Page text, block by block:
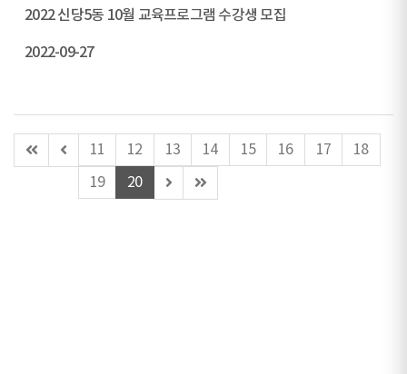
2022 신당5동 10월 교육프로그램 수강생 모집
2022-09-27
첫
페
이
전
11 12 13 14 15 16 17
18
19
20
다
음
마
지